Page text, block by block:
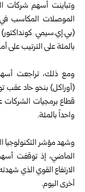
وتباينت أسهم شركات
الموصلات المكاسب
بالمئة على الترتيب على
ومع ذلك، تراجعت
(أوراكل) بنحو حاد عقب
قطاع برمجيات الشركات
واحداً بالمئة.
وشهد مؤشر التكنولوجيا
الماضي، إذ توقفت
الارتفاع القوي الذي
أخرى اليوم.